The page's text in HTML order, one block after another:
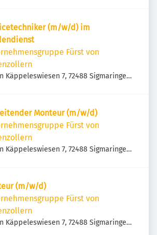
(m/w/d) im
Fürst von
Käppeleswiesen 7, 72488 Sigmaringen,
Monteur (m/w/d)
Fürst von
Käppeleswiesen 7, 72488 Sigmaringen,
(m/w/d)
Fürst von
Käppeleswiesen 7, 72488 Sigmaringen,